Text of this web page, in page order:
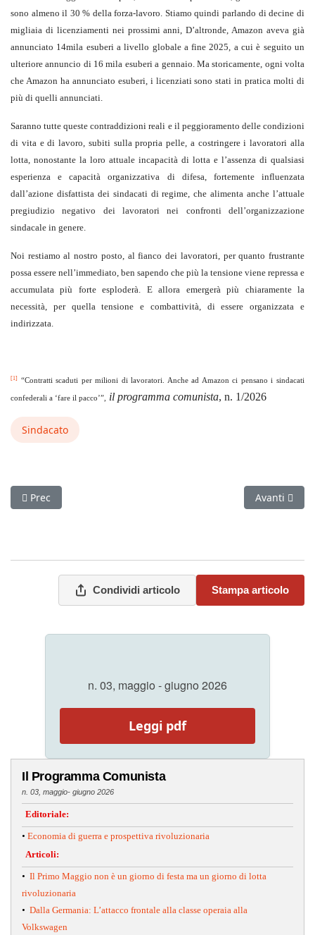
sono almeno il 30 % della forza-lavoro. Stiamo quindi parlando di decine di
migliaia di licenziamenti nei prossimi anni, D’altronde, Amazon aveva già
annunciato 14mila esuberi a livello globale a fine 2025, a cui è seguito un
ulteriore annuncio di 16 mila esuberi a gennaio. Ma storicamente, ogni volta
che Amazon ha annunciato esuberi, i licenziati sono stati in pratica molti di
più di quelli annunciati.
Saranno tutte queste contraddizioni reali e il peggioramento delle condizioni
di vita e di lavoro, subiti sulla propria pelle, a costringere i lavoratori alla
lotta, nonostante la loro attuale incapacità di lotta e l’assenza di qualsiasi
esperienza e capacità organizzativa di difesa, fortemente influenzata
dall’azione disfattista dei sindacati di regime, che alimenta anche l’attuale
pregiudizio negativo dei lavoratori nei confronti dell’organizzazione
sindacale in genere.
Noi restiamo al nostro posto, al fianco dei lavoratori, per quanto frustrante
possa essere nell’immediato, ben sapendo che più la tensione viene repressa e
accumulata più forte esploderà. E allora emergerà più chiaramente la
necessità, per quella tensione e combattività, di essere organizzata e
indirizzata.
[1] “Contratti scaduti per milioni di lavoratori. Anche ad Amazon ci pensano i sindacati
confederali a ‘fare il pacco’”, il programma comunista, n. 1/2026
Sindacato
Articolo precedente: Memoria di classe Le “Tesi di Lione”
Prec Articolo
Avanti
Condividi articolo Stampa articolo
n. 03, maggio - giugno 2026
Leggi pdf
Il Programma Comunista
n. 03, maggio- giugno 2026
Editoriale:
• Economia di guerra e prospettiva rivoluzionaria
Articoli:
• Il Primo Maggio non è un giorno di festa ma un giorno di lotta
rivoluzionaria
• Dalla Germania: L’attacco frontale alla classe operaia alla
Volkswagen